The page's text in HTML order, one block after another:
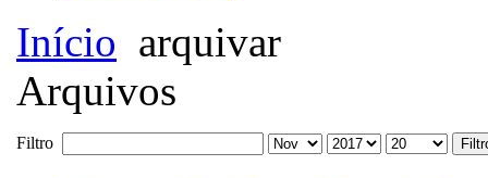
Início arquivar
Arquivos
Filtro